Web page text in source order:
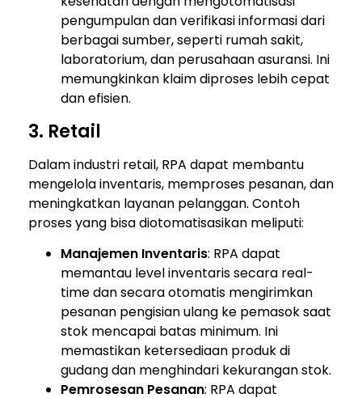
pengumpulan dan verifikasi informasi dari
berbagai sumber, seperti rumah sakit,
laboratorium, dan perusahaan asuransi. Ini
memungkinkan klaim diproses lebih cepat
dan efisien.
3. Retail
Dalam industri retail, RPA dapat membantu
mengelola inventaris, memproses pesanan, dan
meningkatkan layanan pelanggan. Contoh
proses yang bisa diotomatisasikan meliputi:
Manajemen Inventaris: RPA dapat
memantau level inventaris secara real-
time dan secara otomatis mengirimkan
pesanan pengisian ulang ke pemasok saat
stok mencapai batas minimum. Ini
memastikan ketersediaan produk di
gudang dan menghindari kekurangan stok.
Pemrosesan Pesanan: RPA dapat